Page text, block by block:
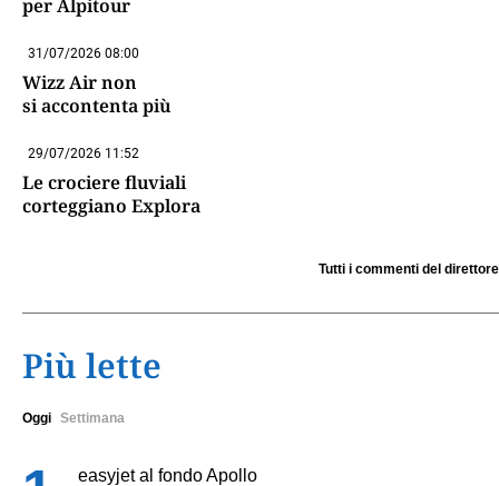
per Alpitour
31/07/2026 08:00
Wizz Air non
si accontenta più
29/07/2026 11:52
Le crociere fluviali
corteggiano Explora
Tutti i commenti del direttore
Più lette
Oggi Settimana
easyjet al fondo Apollo